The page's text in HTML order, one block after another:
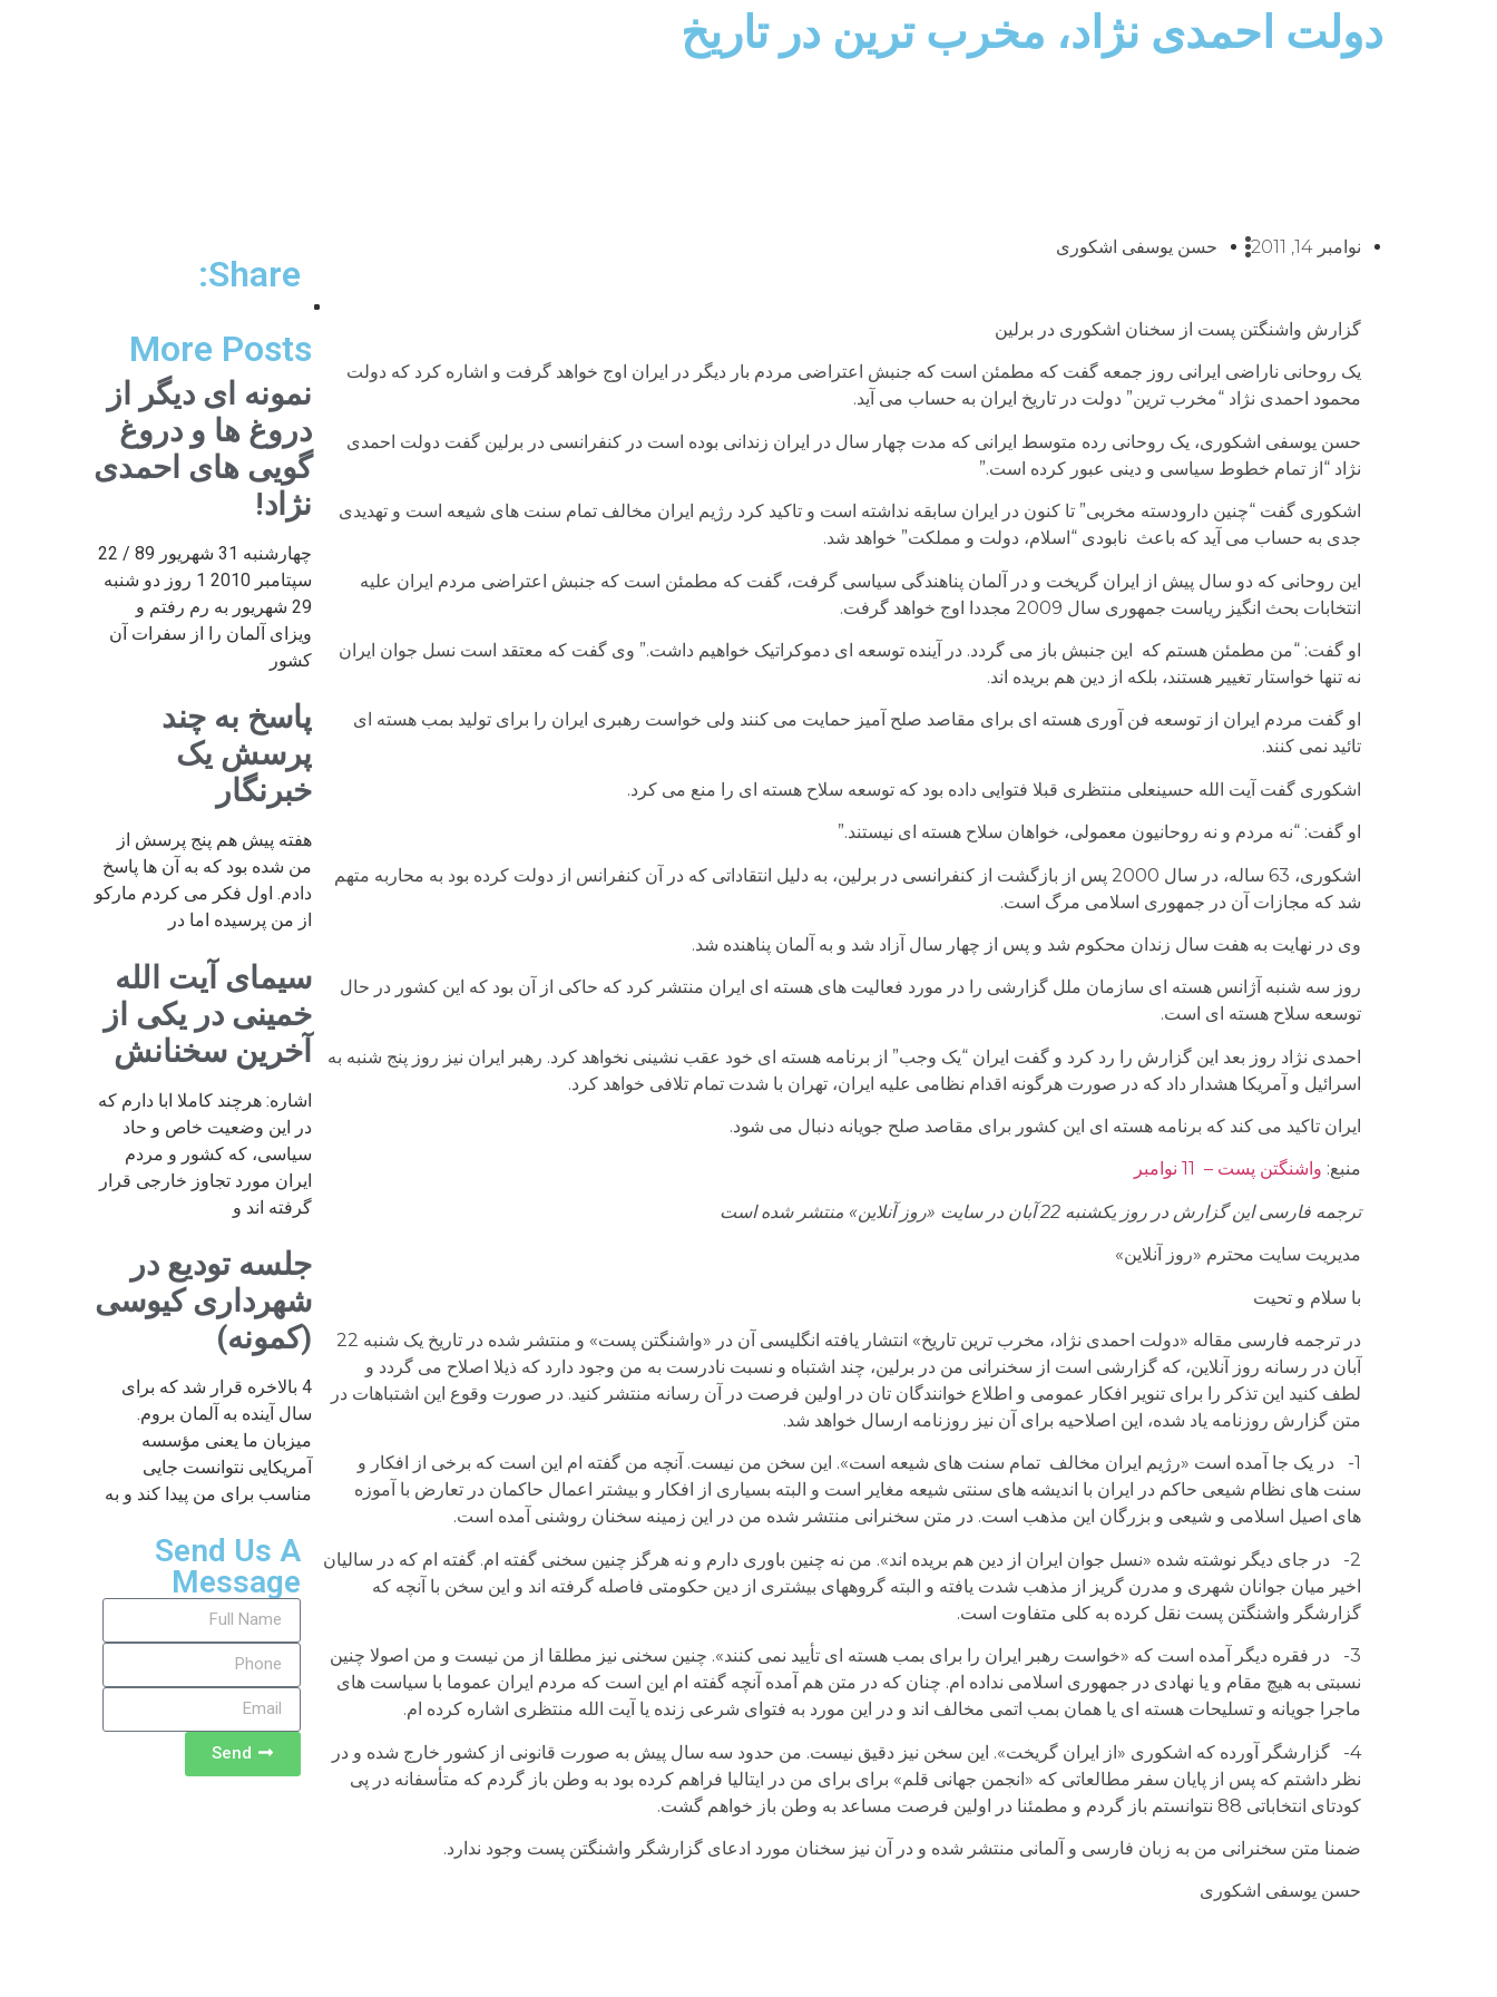
دولت احمدی نژاد، مخرب ترین در تاریخ
نوامبر 14, 2011 حسن یوسفی اشکوری
گزارش واشنگتن پست از سخنان اشکوری در برلین
یک روحانی ناراضی ایرانی روز جمعه گفت که مطمئن است که جنبش اعتراضی مردم بار دیگر در ایران اوج خواهد گرفت و اشاره کرد که دولت
محمود احمدی نژاد “مخرب ترین” دولت در تاریخ ایران به حساب می آید.
حسن یوسفی اشکوری، یک روحانی رده متوسط ایرانی که مدت چهار سال در ایران زندانی بوده است در کنفرانسی در برلین گفت دولت احمدی
نژاد “از تمام خطوط سیاسی و دینی عبور کرده است.”
اشکوری گفت “چنین دارودسته مخربی” تا کنون در ایران سابقه نداشته است و تاکید کرد رژیم ایران مخالف تمام سنت های شیعه است و تهدیدی
جدی به حساب می آید که باعث نابودی “اسلام، دولت و مملکت” خواهد شد.
این روحانی که دو سال پیش از ایران گریخت و در آلمان پناهندگی سیاسی گرفت، گفت که مطمئن است که جنبش اعتراضی مردم ایران علیه
انتخابات بحث انگیز ریاست جمهوری سال 2009 مجددا اوج خواهد گرفت.
او گفت: “من مطمئن هستم که این جنبش باز می گردد. در آینده توسعه ای دموکراتیک خواهیم داشت.” وی گفت که معتقد است نسل جوان ایران
نه تنها خواستار تغییر هستند، بلکه از دین هم بریده اند.
او گفت مردم ایران از توسعه فن آوری هسته ای برای مقاصد صلح آمیز حمایت می کنند ولی خواست رهبری ایران را برای تولید بمب هسته ای
تائید نمی کنند.
اشکوری گفت آیت الله حسینعلی منتظری قبلا فتوایی داده بود که توسعه سلاح هسته ای را منع می کرد.
او گفت: “نه مردم و نه روحانیون معمولی، خواهان سلاح هسته ای نیستند.”
اشکوری، 63 ساله، در سال 2000 پس از بازگشت از کنفرانسی در برلین، به دلیل انتقاداتی که در آن کنفرانس از دولت کرده بود به محاربه متهم
شد که مجازات آن در جمهوری اسلامی مرگ است.
وی در نهایت به هفت سال زندان محکوم شد و پس از چهار سال آزاد شد و به آلمان پناهنده شد.
روز سه شنبه آژانس هسته ای سازمان ملل گزارشی را در مورد فعالیت های هسته ای ایران منتشر کرد که حاکی از آن بود که این کشور در حال
توسعه سلاح هسته ای است.
احمدی نژاد روز بعد این گزارش را رد کرد و گفت ایران “یک وجب” از برنامه هسته ای خود عقب نشینی نخواهد کرد. رهبر ایران نیز روز پنج شنبه به
اسرائیل و آمریکا هشدار داد که در صورت هرگونه اقدام نظامی علیه ایران، تهران با شدت تمام تلافی خواهد کرد.
ایران تاکید می کند که برنامه هسته ای این کشور برای مقاصد صلح جویانه دنبال می شود.
منبع: واشنگتن پست – 11 نوامبر
ترجمه فارسی این گزارش در روز یکشنبه 22 آبان در سایت «روز آنلاین» منتشر شده است
مدیریت سایت محترم «روز آنلاین»
با سلام و تحیت
در ترجمه فارسی مقاله «دولت احمدی نژاد، مخرب ترین تاریخ» انتشار یافته انگلیسی آن در «واشنگتن پست» و منتشر شده در تاریخ یک شنبه 22
آبان در رسانه روز آنلاین، که گزارشی است از سخنرانی من در برلین، چند اشتباه و نسبت نادرست به من وجود دارد که ذیلا اصلاح می گردد و
لطف کنید این تذکر را برای تنویر افکار عمومی و اطلاع خوانندگان تان در اولین فرصت در آن رسانه منتشر کنید. در صورت وقوع این اشتباهات در
متن گزارش روزنامه یاد شده، این اصلاحیه برای آن نیز روزنامه ارسال خواهد شد.
1- در یک جا آمده است «رژیم ایران مخالف تمام سنت های شیعه است». این سخن من نیست. آنچه من گفته ام این است که برخی از افکار و
سنت های نظام شیعی حاکم در ایران با اندیشه های سنتی شیعه مغایر است و البته بسیاری از افکار و بیشتر اعمال حاکمان در تعارض با آموزه
های اصیل اسلامی و شیعی و بزرگان این مذهب است. در متن سخنرانی منتشر شده من در این زمینه سخنان روشنی آمده است.
2- در جای دیگر نوشته شده «نسل جوان ایران از دین هم بریده اند». من نه چنین باوری دارم و نه هرگز چنین سخنی گفته ام. گفته ام که در سالیان
اخیر میان جوانان شهری و مدرن گریز از مذهب شدت یافته و البته گروههای بیشتری از دین حکومتی فاصله گرفته اند و این سخن با آنچه که
گزارشگر واشنگتن پست نقل کرده به کلی متفاوت است.
3- در فقره دیگر آمده است که «خواست رهبر ایران را برای بمب هسته ای تأیید نمی کنند». چنین سخنی نیز مطلقا از من نیست و من اصولا چنین
نسبتی به هیچ مقام و یا نهادی در جمهوری اسلامی نداده ام. چنان که در متن هم آمده آنچه گفته ام این است که مردم ایران عموما با سیاست های
ماجرا جویانه و تسلیحات هسته ای یا همان بمب اتمی مخالف اند و در این مورد به فتوای شرعی زنده یا آیت الله منتظری اشاره کرده ام.
4- گزارشگر آورده که اشکوری «از ایران گریخت». این سخن نیز دقیق نیست. من حدود سه سال پیش به صورت قانونی از کشور خارج شده و در
نظر داشتم که پس از پایان سفر مطالعاتی که «انجمن جهانی قلم» برای برای من در ایتالیا فراهم کرده بود به وطن باز گردم که متأسفانه در پی
کودتای انتخاباتی 88 نتوانستم باز گردم و مطمئنا در اولین فرصت مساعد به وطن باز خواهم گشت.
ضمنا متن سخنرانی من به زبان فارسی و آلمانی منتشر شده و در آن نیز سخنان مورد ادعای گزارشگر واشنگتن پست وجود ندارد.
حسن یوسفی اشکوری
Share:
More Posts
نمونه ای دیگر از
دروغ ها و دروغ
گویی های احمدی
نژاد!
چهارشنبه 31 شهریور 89 / 22
سپتامبر 2010 1 روز دو شنبه
29 شهریور به رم رفتم و
ویزای آلمان را از سفرات آن
کشور
پاسخ به چند
پرسش یک
خبرنگار
هفته پیش هم پنج پرسش از
من شده بود که به آن ها پاسخ
دادم. اول فکر می کردم مارکو
از من پرسیده اما در
سیمای آیت الله
خمینی در یکی از
آخرین سخنانش
اشاره: هرچند کاملا ابا دارم که
در این وضعیت خاص و حاد
سیاسی، که کشور و مردم
ایران مورد تجاوز خارجی قرار
گرفته اند و
جلسه تودیع در
شهرداری کیوسی
(کمونه)
4 بالاخره قرار شد که برای
سال آینده به آلمان بروم.
میزبان ما یعنی مؤسسه
آمریکایی نتوانست جایی
مناسب برای من پیدا کند و به
Send Us A
Message
Send